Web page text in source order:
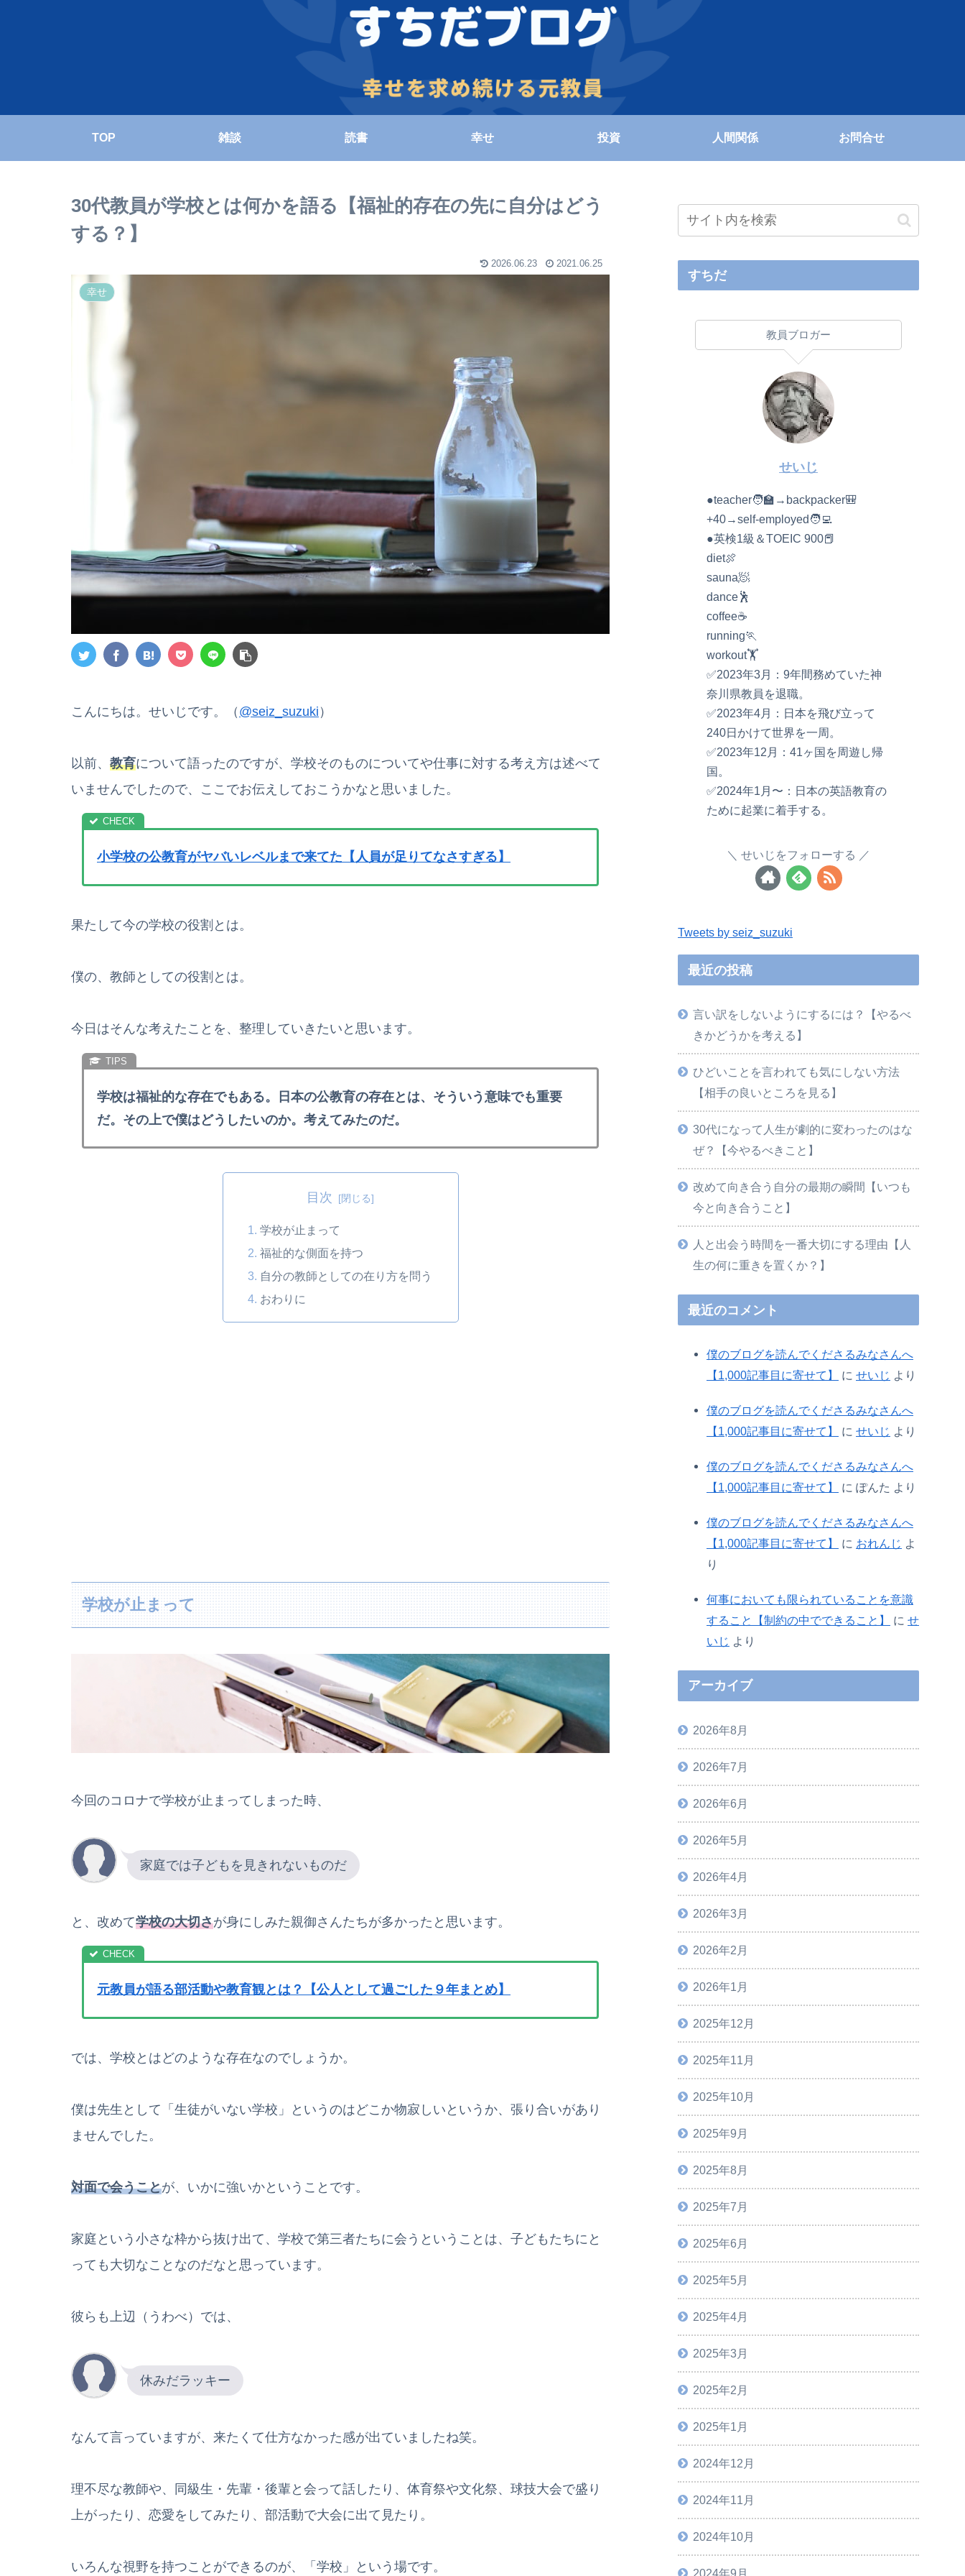
TOP 雑談 読書 幸せ 投資 人間関係 お問合せ
30代教員が学校とは何かを語る【福祉的存在の先に自分はどう
する？】
2026.06.23 2021.06.25
幸せ
こんにちは。せいじです。（ @seiz_suzuki ）
以前、 教育について語ったのですが、学校そのものについてや仕事に対する考え方は述べて
いませんでしたので、ここでお伝えしておこうかなと思いました。
小学校の公教育がヤバいレベルまで来てた【人員が足りてなさすぎる】
果たして今の学校の役割とは。
僕の、教師としての役割とは。
今日はそんな考えたことを、整理していきたいと思います。
学校は福祉的な存在でもある。日本の公教育の存在とは、そういう意味でも重要
だ。その上で僕はどうしたいのか。考えてみたのだ。
目次
学校が止まって
福祉的な側面を持つ
自分の教師としての在り方を問う
おわりに
学校が止まって
今回のコロナで学校が止まってしまった時、
家庭では子どもを見きれないものだ
と、改めて学校の大切さが身にしみた親御さんたちが多かったと思います。
元教員が語る部活動や教育観とは？【公人として過ごした９年まとめ】
では、学校とはどのような存在なのでしょうか。
僕は先生として「生徒がいない学校」というのはどこか物寂しいというか、張り合いがあり
ませんでした。
対面で会うことが、いかに強いかということです。
家庭という小さな枠から抜け出て、学校で第三者たちに会うということは、子どもたちにと
っても大切なことなのだなと思っています。
彼らも上辺（うわべ）では、
休みだラッキー
なんて言っていますが、来たくて仕方なかった感が出ていましたね笑。
理不尽な教師や、同級生・先輩・後輩と会って話したり、体育祭や文化祭、球技大会で盛り
上がったり、恋愛をしてみたり、部活動で大会に出て見たり。
いろんな視野を持つことができるのが、「学校」という場です。
すちだ
教員ブロガー
せいじ
●teacher🧑‍🏫→backpacker🎒
+40→self-employed🧑‍💻
●英検1級＆TOEIC 900📕
diet🍖
sauna🧖
dance🕺
coffee☕️
running🏃
workout🏋️
✅2023年3月：9年間務めていた神
奈川県教員を退職。
✅2023年4月：日本を飛び立って
240日かけて世界を一周。
✅2023年12月：41ヶ国を周遊し帰
国。
✅2024年1月〜：日本の英語教育の
ために起業に着手する。
せいじをフォローする
Tweets by seiz_suzuki
最近の投稿
言い訳をしないようにするには？【やるべ
きかどうかを考える】
ひどいことを言われても気にしない方法
【相手の良いところを見る】
30代になって人生が劇的に変わったのはな
ぜ？【今やるべきこと】
改めて向き合う自分の最期の瞬間【いつも
今と向き合うこと】
人と出会う時間を一番大切にする理由【人
生の何に重きを置くか？】
最近のコメント
僕のブログを読んでくださるみなさんへ
【1,000記事目に寄せて】
に せいじ より
僕のブログを読んでくださるみなさんへ
【1,000記事目に寄せて】
に せいじ より
僕のブログを読んでくださるみなさんへ
【1,000記事目に寄せて】
に ぽんた より
僕のブログを読んでくださるみなさんへ
【1,000記事目に寄せて】
に おれんじ よ
り
何事においても限られていることを意識
すること【制約の中でできること】
に せ
いじ より
アーカイブ
2026年8月
2026年7月
2026年6月
2026年5月
2026年4月
2026年3月
2026年2月
2026年1月
2025年12月
2025年11月
2025年10月
2025年9月
2025年8月
2025年7月
2025年6月
2025年5月
2025年4月
2025年3月
2025年2月
2025年1月
2024年12月
2024年11月
2024年10月
2024年9月